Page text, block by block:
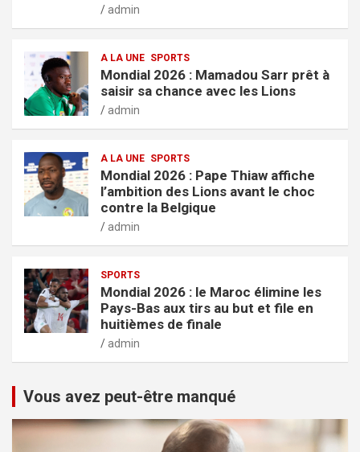
admin
A LA UNE SPORTS
Mondial 2026 : Mamadou Sarr prêt à
saisir sa chance avec les Lions
admin
A LA UNE SPORTS
Mondial 2026 : Pape Thiaw affiche
l’ambition des Lions avant le choc
contre la Belgique
admin
SPORTS
Mondial 2026 : le Maroc élimine les
Pays-Bas aux tirs au but et file en
huitièmes de finale
admin
Vous avez peut-être manqué